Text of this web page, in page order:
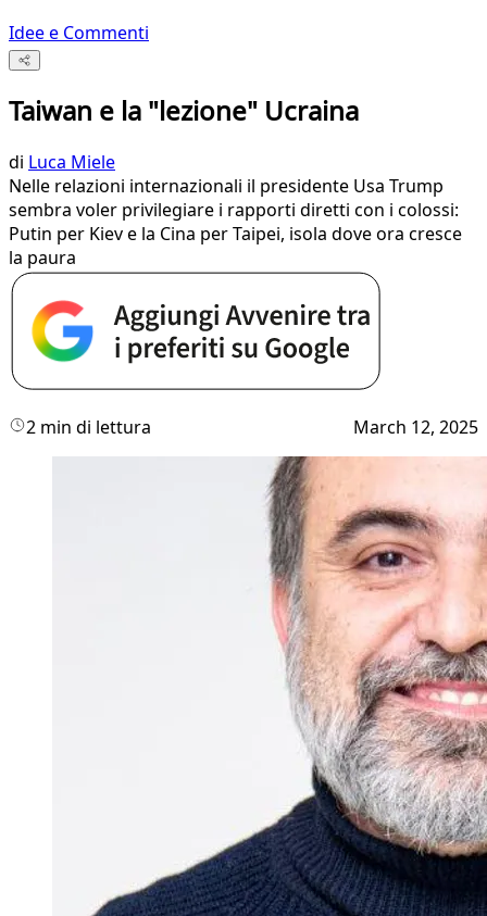
Idee e Commenti
Taiwan e la "lezione" Ucraina
di Luca Miele
Nelle relazioni internazionali il presidente Usa Trump
sembra voler privilegiare i rapporti diretti con i colossi:
Putin per Kiev e la Cina per Taipei, isola dove ora cresce
la paura
2 min di lettura March 12, 2025